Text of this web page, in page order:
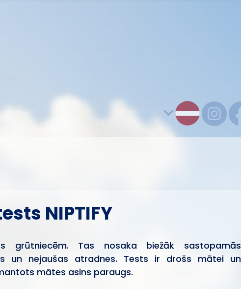
NIPTIFY
grūtniecēm. Tas nosaka biežāk sastopamās
un nejaušas atradnes. Tests ir drošs mātei un
mātes asins paraugs.